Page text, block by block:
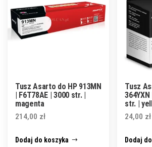
Tusz Asarto do HP 913MN
| F6T78AE | 3000 str. |
magenta
214,00 zł
Dodaj do koszyka
Tusz
364YXN
str. |
24,00 zł
Dodaj